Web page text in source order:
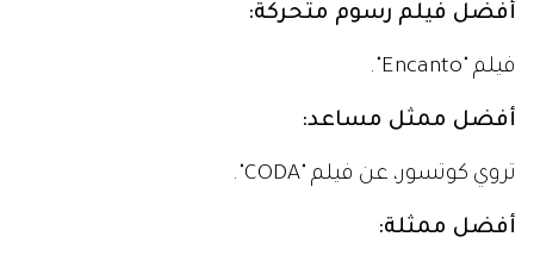
أفضل فيلم رسوم متحركة:
فيلم "Encanto".
أفضل ممثل مساعد:
تروي كوتسور، عن فيلم "CODA".
أفضل ممثلة: